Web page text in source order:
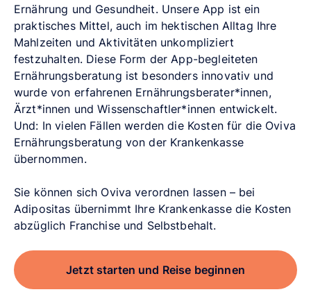
Ernährung und Gesundheit. Unsere App ist ein
praktisches Mittel, auch im hektischen Alltag Ihre
Mahlzeiten und Aktivitäten unkompliziert
festzuhalten. Diese Form der App-begleiteten
Ernährungsberatung ist besonders innovativ und
wurde von erfahrenen Ernährungsberater*innen,
Ärzt*innen und Wissenschaftler*innen entwickelt.
Und: In vielen Fällen werden die Kosten für die Oviva
Ernährungsberatung von der Krankenkasse
übernommen.
Sie können sich Oviva verordnen lassen – bei
Adipositas übernimmt Ihre Krankenkasse die Kosten
abzüglich Franchise und Selbstbehalt.
Jetzt starten und Reise beginnen